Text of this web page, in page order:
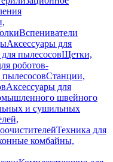
Вспениватели
Аксессуары для
пылесосовЩетки,
роботов-
Станции,
Аксессуары для
швейного
и сушильных
Техника для
комбайны,